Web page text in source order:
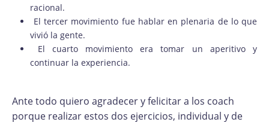
racional.
El tercer movimiento fue hablar en plenaria de lo que
vivió la gente.
El cuarto movimiento era tomar un aperitivo y
continuar la experiencia.
Ante todo quiero agradecer y felicitar a los coach
porque realizar estos dos ejercicios, individual y de